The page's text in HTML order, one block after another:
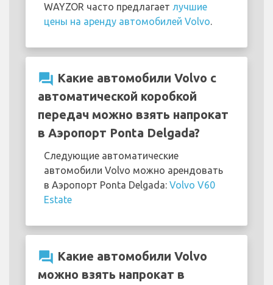
WAYZOR часто предлагает лучшие
цены на аренду автомобилей Volvo.
question_answer Какие автомобили Volvo с
автоматической коробкой
передач можно взять напрокат
в Аэропорт Ponta Delgada?
Следующие автоматические
автомобили Volvo можно арендовать
в Аэропорт Ponta Delgada: Volvo V60
Estate
question_answer Какие автомобили Volvo
можно взять напрокат в